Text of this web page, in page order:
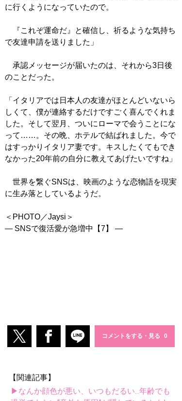
に行くようになっていたので。
『これぞ運命だ』と確信し、祈るような気持ち
で友達申請を送りました」
承認メッセージが届いたのは、それから3日後
のことだった。
「イタリアでは日本人の友達がほとんどいないら
しくて、僕が連絡するだけですごく喜んでくれま
した。そして翌月、ついにローマで会うことにな
って……。その晩、ホテルで結ばれました。今で
はすっかりイタリア妻です。キスしたくてもでき
なかった20年前の自分に教えてあげたいですね」
世界を繋ぐSNSは、映画のような恋物語を現実
に生み落としているようだ。
＜PHOTO／Jaysi＞
― SNSで復活愛が急増中【7】 ―
コメントをする・見る
【関連記事】
▶なんか顔色が悪い、いつもだるい...年齢でも